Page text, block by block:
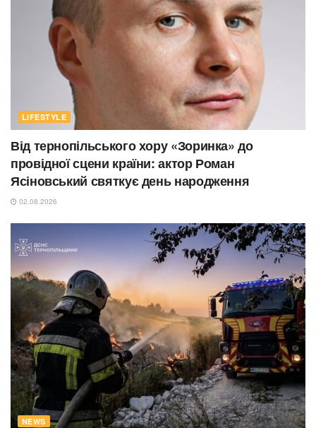
LIFESTYLE
Від тернопільського хору «Зоринка» до
провідної сцени країни: актор Роман
Ясіновський святкує день народження
02.08.2026
NEWS